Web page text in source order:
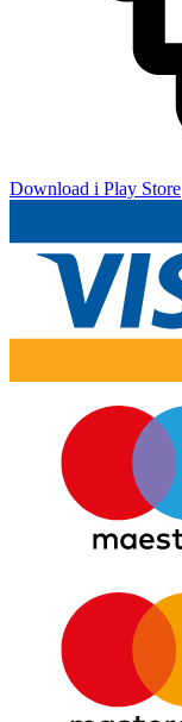
Download i Play Store